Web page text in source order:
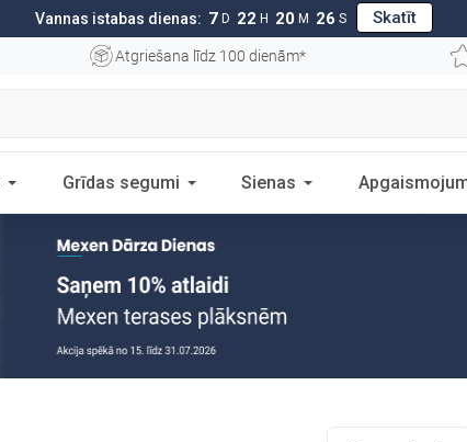
Vannas istabas dienas: 7 D 22 H 20 M 25 S Skatīt
Atgriešana līdz 100 dienām*
Grīdas segumi Sienas